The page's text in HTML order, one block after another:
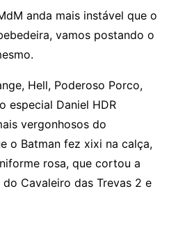
anda mais instável que o
vamos postando o
Hell, Poderoso Porco,
especial Daniel HDR
vergonhosos do
o Batman fez xixi na calça,
rosa, que cortou a
Cavaleiro das Trevas 2 e